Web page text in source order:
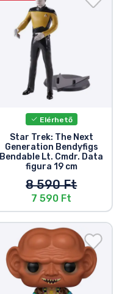
Elérhető
Star Trek: The Next
Generation Bendyfigs
Bendable Lt. Cmdr. Data
figura 19 cm
8 590 Ft
7 590 Ft